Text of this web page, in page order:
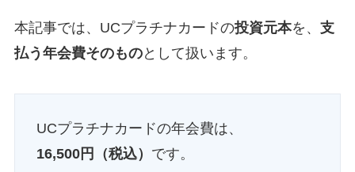
本記事では、UCプラチナカードの投資元本を、 支
払う年会費そのものとして扱います。
UCプラチナカードの年会費は、
16,500円（税込） です。